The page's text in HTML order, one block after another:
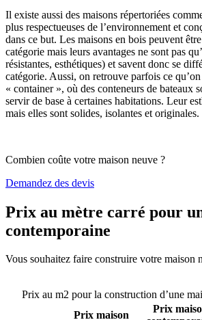
Il existe aussi des maisons répertoriées
plus respectueuses de l’environnement et
dans ce but. Les maisons en bois peuvent
catégorie mais leurs avantages ne sont pas
résistantes, esthétiques) et savent donc se
catégorie. Aussi, on retrouve parfois ce
« container », où des conteneurs de bateaux
servir de base à certaines habitations. Leur
mais elles sont solides, isolantes et originales.
Combien coûte votre maison neuve ?
Demandez des devis
Prix au mètre carré pour
contemporaine
Vous souhaitez faire construire votre maison
Prix au m2 pour la construction d’une
Prix maison
Prix